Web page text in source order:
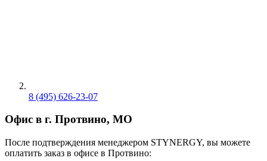
8 (495) 626-23-07
Офис в г. Протвино, МО
После подтверждения менеджером STYNERGY, вы можете
оплатить заказ в офисе в Протвино: